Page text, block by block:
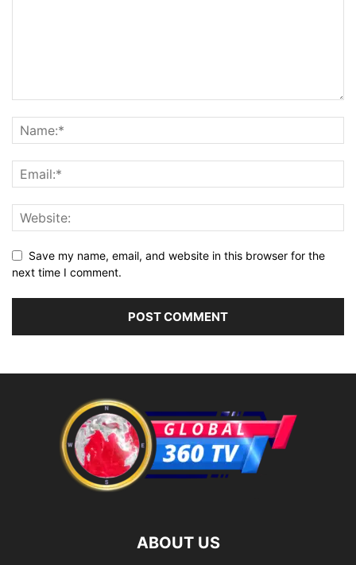
Save my name, email, and website in this browser for the
next time I comment.
ABOUT US